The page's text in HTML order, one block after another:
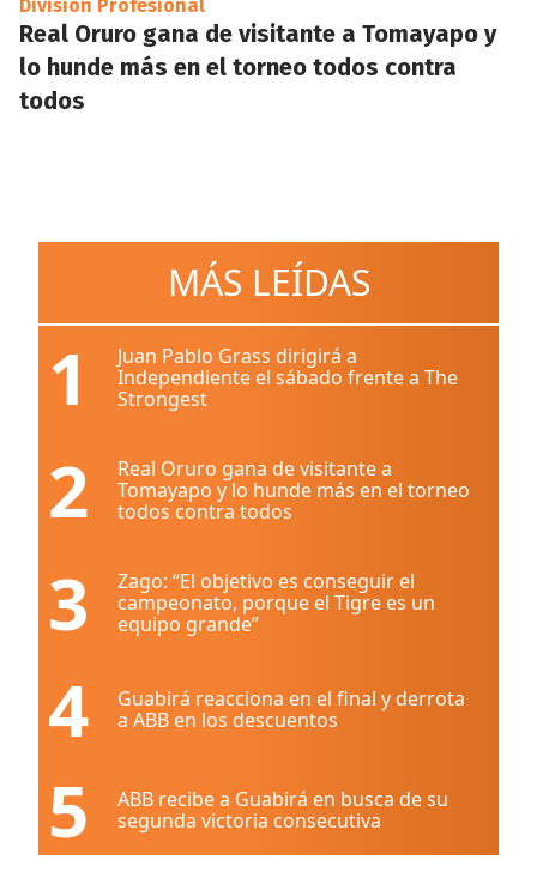
División Profesional
Real Oruro gana de visitante a Tomayapo y
lo hunde más en el torneo todos contra
todos
MÁS LEÍDAS
1
Juan Pablo Grass dirigirá a
Independiente el sábado frente a The
Strongest
2
Real Oruro gana de visitante a
Tomayapo y lo hunde más en el torneo
todos contra todos
3
Zago: “El objetivo es conseguir el
campeonato, porque el Tigre es un
equipo grande”
4
Guabirá reacciona en el final y derrota
a ABB en los descuentos
5
ABB recibe a Guabirá en busca de su
segunda victoria consecutiva